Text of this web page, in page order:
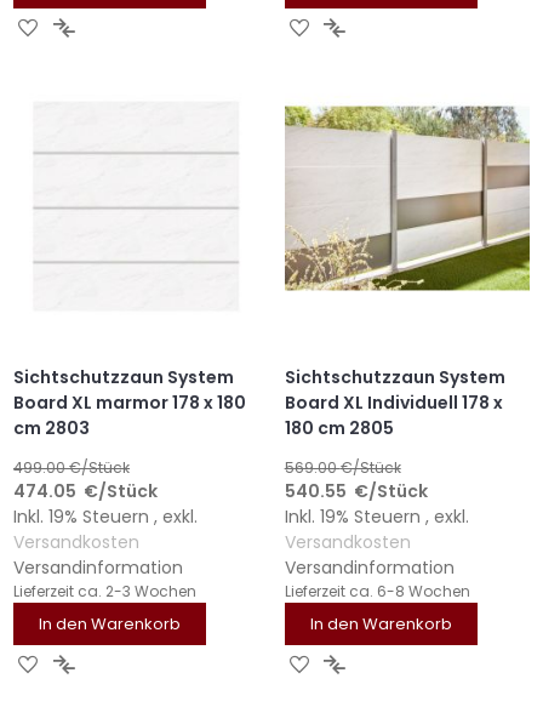
ZURZUR
ZURZUR
Sichtschutzzaun System
Board XL marmor 178 x 180
cm 2803
499.00€/Stück
474.05 €/Stück
Inkl. 19% Steuern , exkl.
Versandkosten
Versandinformation
Lieferzeit ca. 2-3 Wochen
In den Warenkorb
ZURZUR
Sichtschutzzaun System
Board XL Individuell 178 x
180 cm 2805
569.00€/Stück
540.55 €/Stück
Inkl. 19% Steuern , exkl.
Versandkosten
Versandinformation
Lieferzeit ca. 6-8 Wochen
In den Warenkorb
ZURZUR